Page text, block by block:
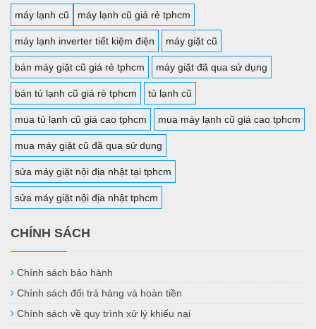
máy lạnh cũ máy lạnh cũ giá rẻ tphcm
máy lạnh inverter tiết kiệm điện máy giặt cũ
bán máy giặt cũ giá rẻ tphcm máy giặt đã qua sử dụng
bán tủ lạnh cũ giá rẻ tphcm tủ lạnh cũ
mua tủ lạnh cũ giá cao tphcm mua máy lạnh cũ giá cao tphcm
mua máy giặt cũ đã qua sử dụng
sửa máy giặt nội địa nhật tại tphcm
sửa máy giặt nội địa nhật tphcm
CHÍNH SÁCH
Chính sách bảo hành
Chính sách đổi trả hàng và hoàn tiền
Chính sách về quy trình xử lý khiếu nại